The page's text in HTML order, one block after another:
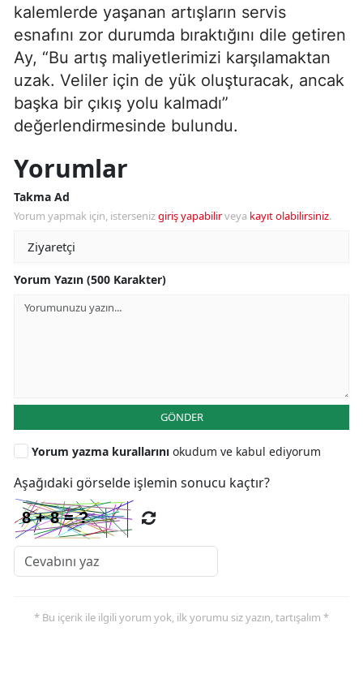
kalemlerde yaşanan artışların servis
esnafını zor durumda bıraktığını dile getiren
Ay, “Bu artış maliyetlerimizi karşılamaktan
uzak. Veliler için de yük oluşturacak, ancak
başka bir çıkış yolu kalmadı”
değerlendirmesinde bulundu.
Yorumlar
Takma Ad
Yorum yapmak için, istersenizgiriş yapabilirveya kayıt olabilirsiniz.
Yorum Yazın (500 Karakter)
GÖNDER
Yorum yazma kurallarını okudum ve kabul ediyorum
Aşağıdaki görselde işlemin sonucu kaçtır?
* Bu içerik ile ilgili yorum yok, ilk yorumu siz yazın, tartışalım *